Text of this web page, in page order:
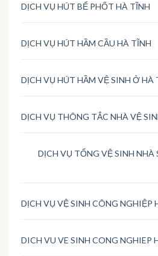
DỊCH VỤ HÚT BỂ PHỐT HÀ TĨNH
DỊCH VỤ HÚT HẦM CẦU HÀ TĨNH
DỊCH VỤ HÚT HẦM VỆ SINH Ở HÀ
DỊCH VỤ THÔNG TẮC NHÀ VỆ
DỊCH VỤ TỔNG VỆ SINH NHÀ
DỊCH VỤ VỆ SINH CÔNG NGHIỆP
DICH VU VE SINH CONG NGHIEP